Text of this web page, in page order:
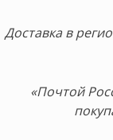
Доставка в
«Почтой